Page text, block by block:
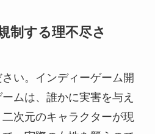
制する理不尽さ
い。インディーゲーム開
ムは、誰かに実害を与え
次元のキャラクターが現